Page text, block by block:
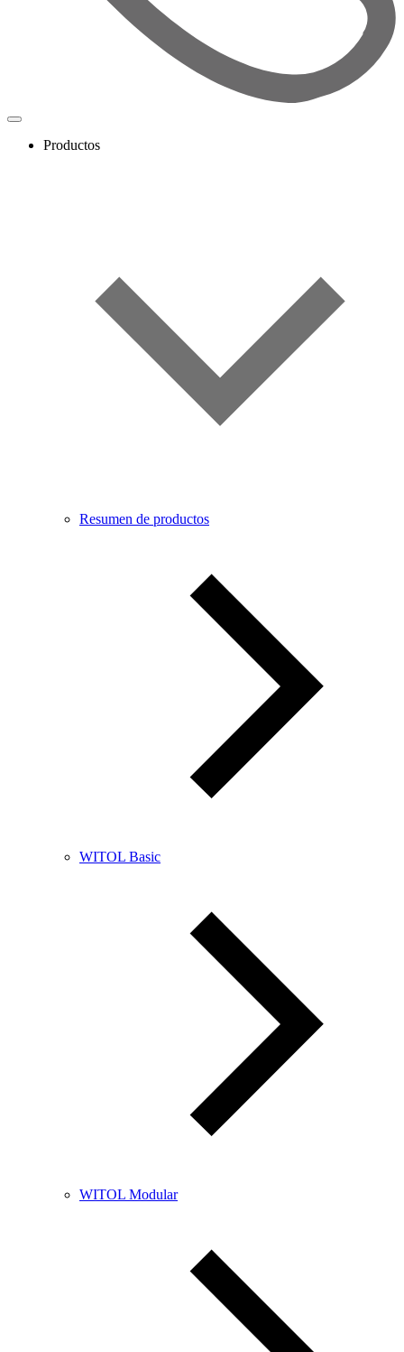
Productos
Resumen de productos
WITOL Basic
WITOL Modular